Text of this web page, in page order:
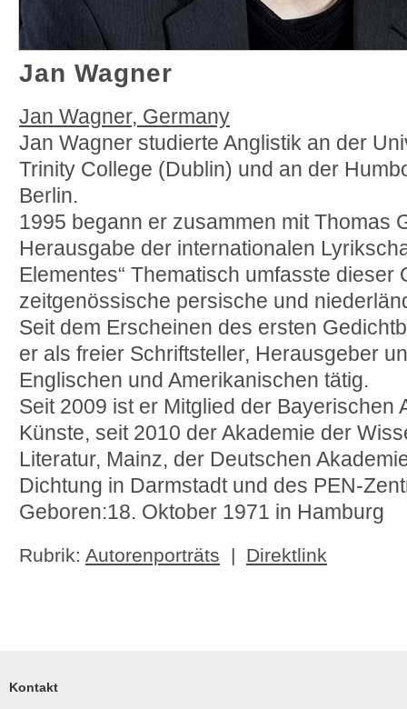
Jan Wagner
Jan Wagner, Germany
Jan Wagner studierte Anglistik an der
Trinity College (Dublin) und an der
Berlin.
1995 begann er zusammen mit Thomas
Herausgabe der internationalen
Elementes“ Thematisch umfasste dieser
zeitgenössische persische und
Seit dem Erscheinen des ersten
er als freier Schriftsteller, Herausgeber
Englischen und Amerikanischen tätig.
Seit 2009 ist er Mitglied der Bayerischen
Künste, seit 2010 der Akademie der
Literatur, Mainz, der Deutschen
Dichtung in Darmstadt und des PEN-
Geboren:18. Oktober 1971 in Hamburg
Rubrik: Autorenporträts | Direktlink
Kontakt